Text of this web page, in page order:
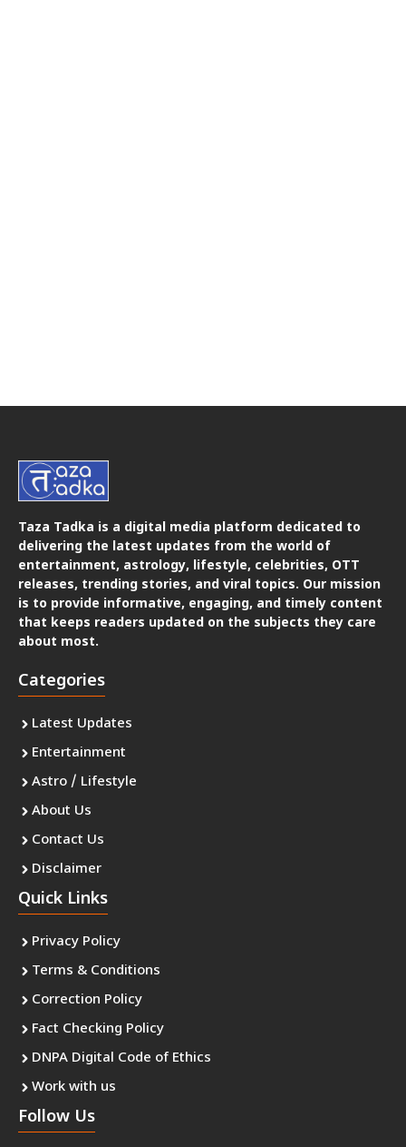
Taza Tadka is a digital media platform dedicated to
delivering the latest updates from the world of
entertainment, astrology, lifestyle, celebrities, OTT
releases, trending stories, and viral topics. Our mission
is to provide informative, engaging, and timely content
that keeps readers updated on the subjects they care
about most.
Categories
Latest Updates
Entertainment
Astro / Lifestyle
About Us
Contact Us
Disclaimer
Quick Links
Privacy Policy
Terms & Conditions
Correction Policy
Fact Checking Policy
DNPA Digital Code of Ethics
Work with us
Follow Us